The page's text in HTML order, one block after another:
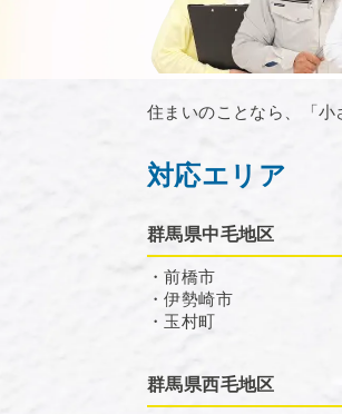
住まいのことなら、「小
対応エリア
群馬県中毛地区
・前橋市
・伊勢崎市
・玉村町
群馬県西毛地区